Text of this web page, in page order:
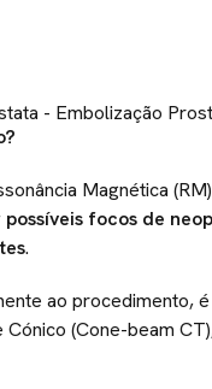
Magnética (RM)
focos de
.
ao procedimento,
(Cone-beam